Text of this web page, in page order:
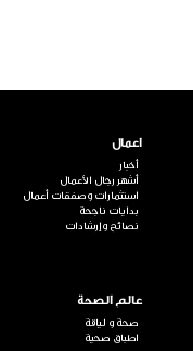
اعمال
أخبار
أشهر رجال الأعمال
استثمارات وصفقات أعمال
بدايات ناجحة
نصائح وإرشادات
عالم الصحة
صحة و لياقة
اطباق صحية